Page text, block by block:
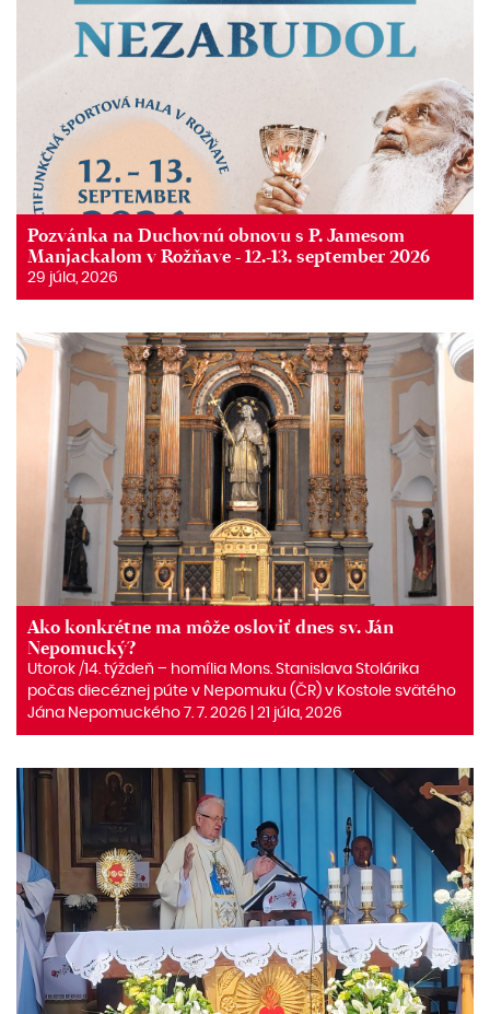
Pozvánka na Duchovnú obnovu s P. Jamesom
Manjackalom v Rožňave - 12.-13. september 2026
29 júla, 2026
Ako konkrétne ma môže osloviť dnes sv. Ján
Nepomucký?
Utorok /14. týždeň – homília Mons. Stanislava Stolárika
počas diecéznej púte v Nepomuku (ČR) v Kostole svätého
Jána Nepomuckého 7. 7. 2026 | 21 júla, 2026